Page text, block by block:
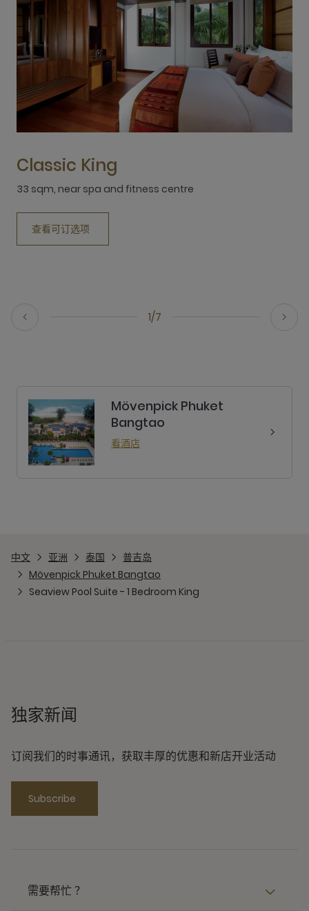
1/7
Classic King
33 sqm, near spa and fitness centre
查看可订选项
Mövenpick Phuket
Bangtao
看酒店
中文 亚洲 泰国
普吉岛
Mövenpick Phuket Bangtao
Seaview Pool Suite - 1 Bedroom King
独家新闻
订阅我们的时事通讯，获取丰厚的优惠和新店开业活动
Subscribe
需要帮忙 ？